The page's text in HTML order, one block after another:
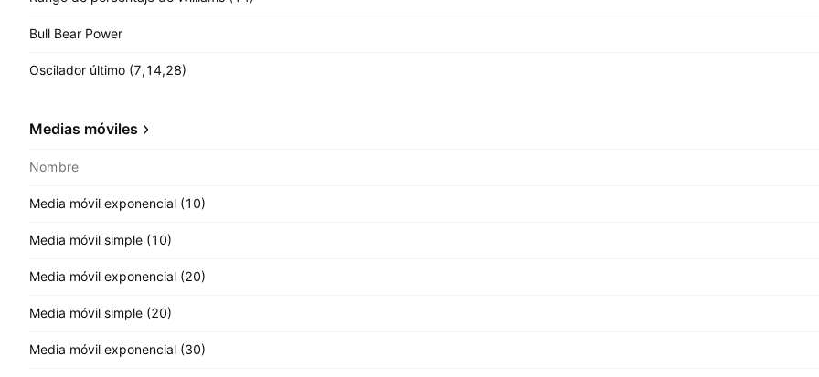
Bull Bear Power
Oscilador último (7,14,28)
Medias móviles
Nombre
Media móvil exponencial (10)
Media móvil simple (10)
Media móvil exponencial (20)
Media móvil simple (20)
Media móvil exponencial (30)